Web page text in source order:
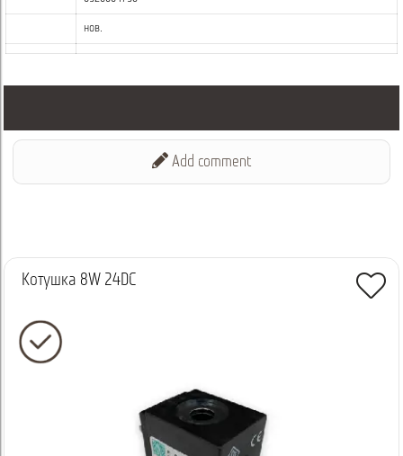
нов.
Add comment
Котушка 8W 24DC